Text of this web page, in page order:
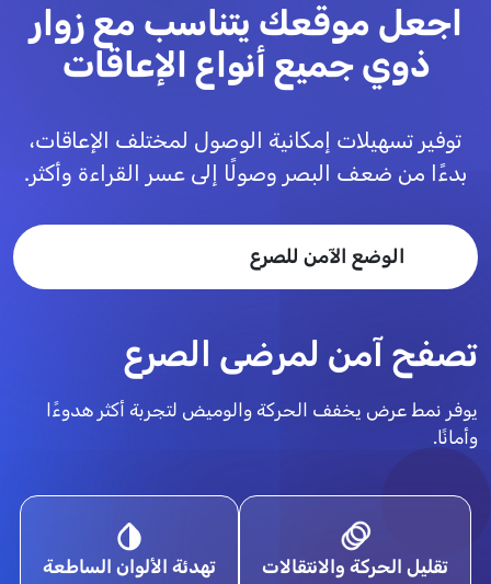
اجعل موقعك يتناسب مع زوار
ذوي جميع أنواع الإعاقات
توفير تسهيلات إمكانية الوصول لمختلف الإعاقات،
بدءًا من ضعف البصر وصولًا إلى عسر القراءة وأكثر.
تصفح آمن لمرضى الصرع
يوفر نمط عرض يخفف الحركة والوميض لتجربة أكثر هدوءًا
وأمانًا.
تقليل الحركة والانتقالات تهدئة الألوان الساطعة